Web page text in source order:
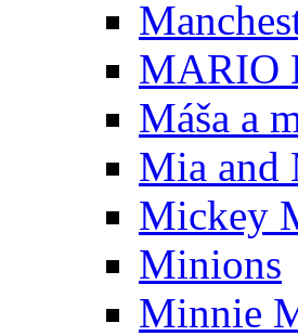
MARIO
Máša a
Mia and
Mickey
Minions
Minnie